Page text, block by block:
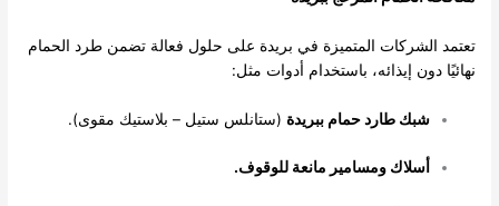
تعتمد الشركات المتميزة في بريدة على حلول فعالة تضمن طرد الحمام
نهائيًا دون إيذائه، باستخدام أدوات مثل:
شبك طارد حمام ببريدة (ستانلس ستيل – بلاستيك مقوى).
أسلاك ومسامير مانعة للوقوف.